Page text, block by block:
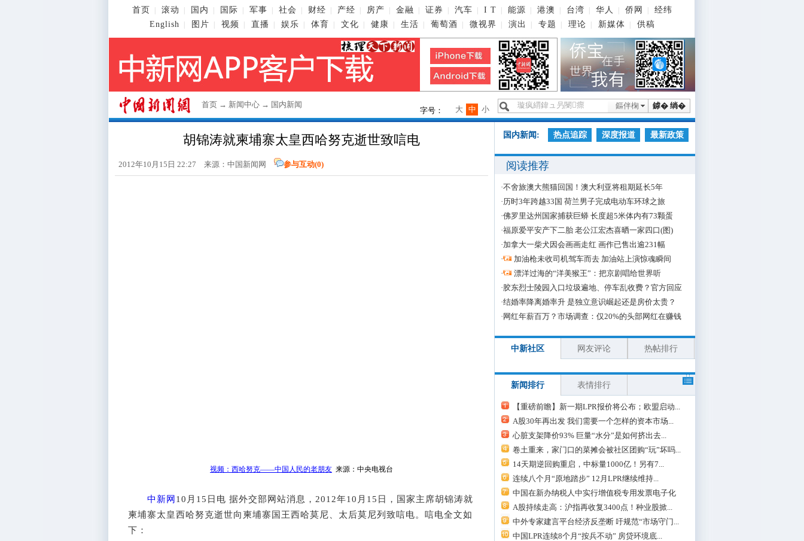
首页 滚动 国内 国际 军事 社会 财经 产经 房产 金融 证券 汽车 I T 能源 港澳 台湾 华人 侨网
经纬
English
图片 视频 直播 娱乐 体育 文化 健康 生活 葡萄酒 微视界 演出 专题 理论 新媒体 供稿
首页 → 新闻中心 → 国内新闻 鎼� 绱�
鏂伴椈
字号： 小
中
大
胡锦涛就柬埔寨太皇西哈努克逝世致唁电
2012年10月15日 22:27 来源： 中国新闻网 参与互动(0)
视频：西哈努克——中国人民的老朋友来源：中央电视台
中新网 10月15日电 据外交部网站消息，2012年10月15日，国家主席胡锦涛就
柬埔寨太皇西哈努克逝世向柬埔寨国王西哈莫尼、太后莫尼列致唁电。唁电全文如
下：
国内新闻: 热点追踪 深度报道 最新政策
阅读推荐
·不舍旅澳大熊猫回国！澳大利亚将租期延长5年
·历时3年跨越33国 荷兰男子完成电动车环球之旅
·佛罗里达州国家捕获巨蟒 长度超5米体内有73颗蛋
·福原爱平安产下二胎 老公江宏杰喜晒一家四口(图)
·加拿大一柴犬因会画画走红 画作已售出逾231幅
·
加油枪未收司机驾车而去 加油站上演惊魂瞬间
·
漂洋过海的“洋美猴王”：把京剧唱给世界听
·胶东烈士陵园入口垃圾遍地、停车乱收费？官方回应
·结婚率降离婚率升 是独立意识崛起还是房价太贵？
· 网红年薪百万？市场调查：仅20%的头部网红在赚钱
中新社区 网友评论 热帖排行
新闻排行 表情排行
【重磅前瞻】新一期LPR报价将公布；欧盟启动...
A股30年再出发 我们需要一个怎样的资本市场...
心脏支架降价93% 巨量“水分”是如何挤出去...
卷土重来，家门口的菜摊会被社区团购“玩”坏吗...
14天期逆回购重启，中标量1000亿！另有7...
连续八个月“原地踏步” 12月LPR继续维持...
中国在新办纳税人中实行增值税专用发票电子化
A股持续走高：沪指再收复3400点！种业股掀...
中外专家建言平台经济反垄断 吁规范“市场守门...
中国LPR连续8个月“按兵不动” 房贷环境底...